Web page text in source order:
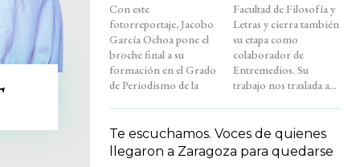
Con este
fotorreportaje, Jacobo
García Ochoa pone el
broche final a su
formación en el Grado
de Periodismo de la
Facultad de Filosofía y
Letras y cierra también
su etapa como
colaborador de
Entremedios. Su
trabajo nos traslada a...
Te escuchamos. Voces de quienes
llegaron a Zaragoza para quedarse